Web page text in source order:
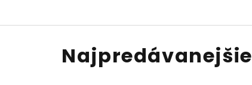
Najpredávanejšie